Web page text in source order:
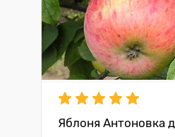
Яблоня Антоновка